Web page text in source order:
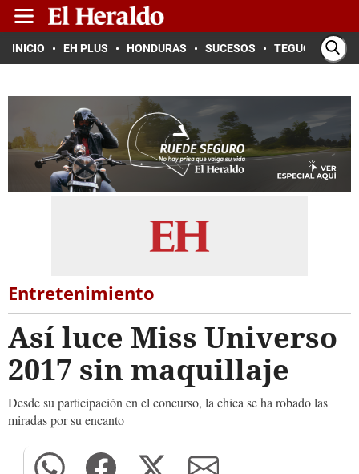
INICIO EH PLUS HONDURAS SUCESOS TEGUCIGALPA
Entretenimiento
Así luce Miss Universo
2017 sin maquillaje
Desde su participación en el concurso, la chica se ha robado las
miradas por su encanto